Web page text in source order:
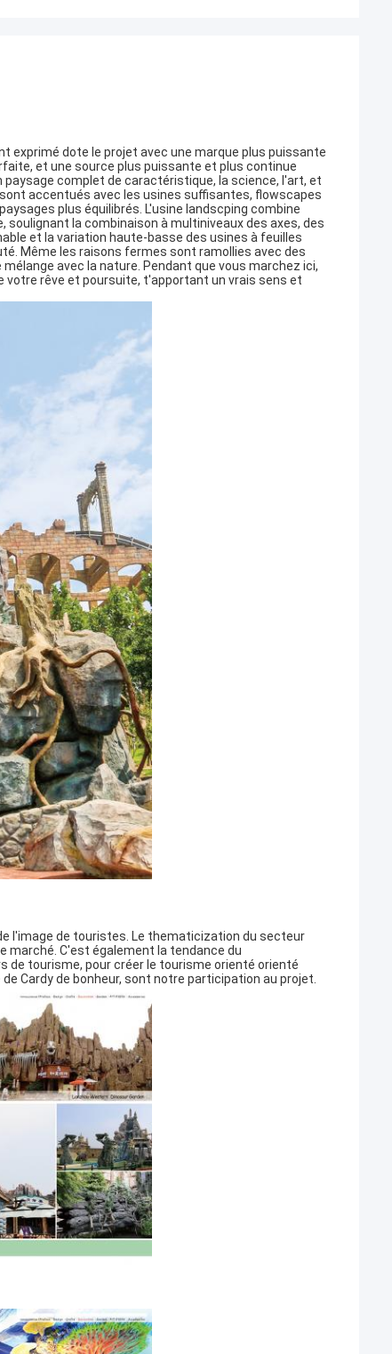
exprimé dote le projet avec une marque plus puissante
et une source plus puissante et plus continue
complet de caractéristique, la science, l'art, et
accentués avec les usines suffisantes, flowscapes
plus équilibrés. L'usine landscping combine
la combinaison à multiniveaux des axes, des
et la variation haute-basse des usines à feuilles
Même les raisons fermes sont ramollies avec des
avec la nature. Pendant que vous marchez ici,
votre rêve et poursuite, t'apportant un vrais sens et
l'image de touristes. Le thematicization du secteur
marché. C'est également la tendance du
de tourisme, pour créer le tourisme orienté orienté
Cardy de bonheur, sont notre participation au projet.